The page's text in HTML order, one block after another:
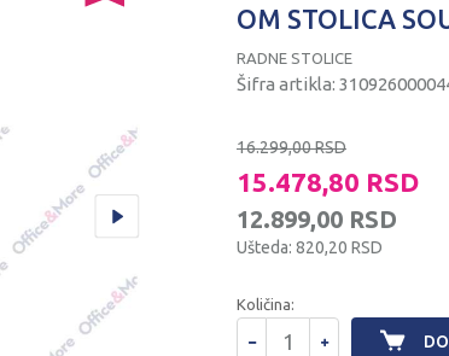
OM STOLICA
RADNE STOLICE
Šifra artikla:
16.299,00RSD
15.478,80 RSD
12.899,00 RSD
Ušteda: 820,20 RSD
Količina: